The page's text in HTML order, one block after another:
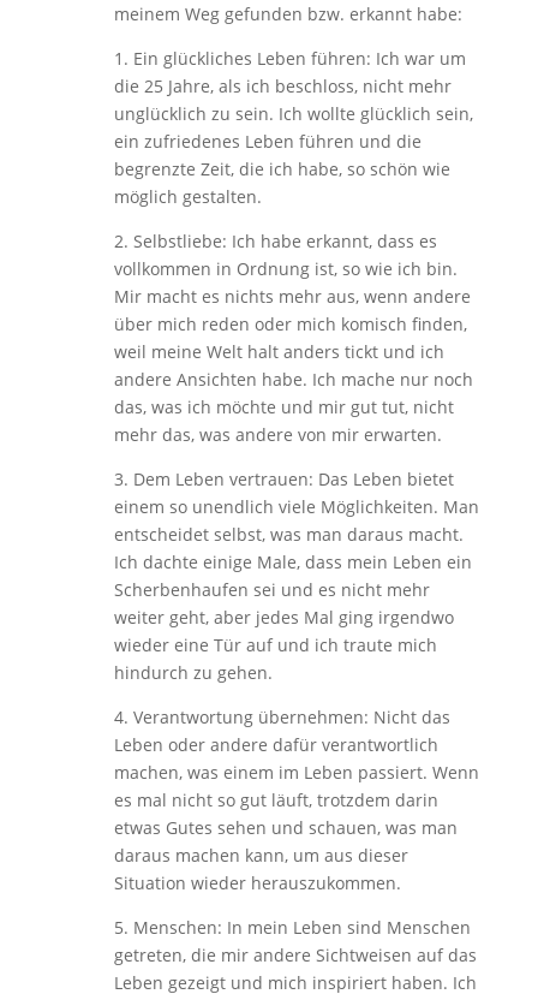
meinem Weg gefunden bzw. erkannt habe:
1. Ein glückliches Leben führen: Ich war um
die 25 Jahre, als ich beschloss, nicht mehr
unglücklich zu sein. Ich wollte glücklich sein,
ein zufriedenes Leben führen und die
begrenzte Zeit, die ich habe, so schön wie
möglich gestalten.
2. Selbstliebe: Ich habe erkannt, dass es
vollkommen in Ordnung ist, so wie ich bin.
Mir macht es nichts mehr aus, wenn andere
über mich reden oder mich komisch finden,
weil meine Welt halt anders tickt und ich
andere Ansichten habe. Ich mache nur noch
das, was ich möchte und mir gut tut, nicht
mehr das, was andere von mir erwarten.
3. Dem Leben vertrauen: Das Leben bietet
einem so unendlich viele Möglichkeiten. Man
entscheidet selbst, was man daraus macht.
Ich dachte einige Male, dass mein Leben ein
Scherbenhaufen sei und es nicht mehr
weiter geht, aber jedes Mal ging irgendwo
wieder eine Tür auf und ich traute mich
hindurch zu gehen.
4. Verantwortung übernehmen: Nicht das
Leben oder andere dafür verantwortlich
machen, was einem im Leben passiert. Wenn
es mal nicht so gut läuft, trotzdem darin
etwas Gutes sehen und schauen, was man
daraus machen kann, um aus dieser
Situation wieder herauszukommen.
5. Menschen: In mein Leben sind Menschen
getreten, die mir andere Sichtweisen auf das
Leben gezeigt und mich inspiriert haben. Ich